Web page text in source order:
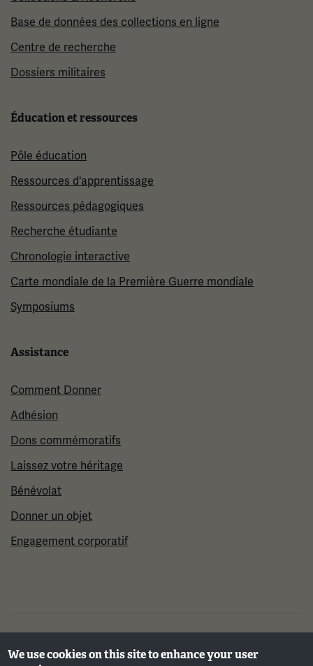
Base de données des collections en ligne
Centre de recherche
Dossiers militaires
Éducation et ressources
Pôle éducation
Ressources d'apprentissage
Ressources pédagogiques
Recherche étudiante
Chronologie interactive
Carte mondiale de la Première Guerre mondiale
Symposiums
Assistance
Comment Donner
Adhésion
Dons commémoratifs
Laissez votre héritage
Bénévolat
Donner un objet
Engagement corporatif
©2026 Musée et mémorial national de la Première
We use cookies on this site to enhance your user